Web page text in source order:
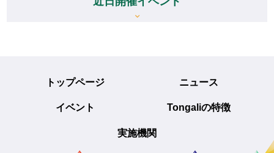
トップページ ニュース
イベント Tongaliの特徴
実施機関